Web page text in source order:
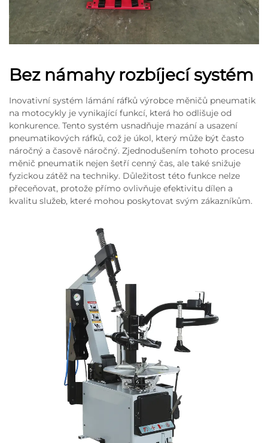
Bez námahy rozbíjecí systém
Inovativní systém lámání ráfků výrobce měničů pneumatik
na motocykly je vynikající funkcí, která ho odlišuje od
konkurence. Tento systém usnadňuje mazání a usazení
pneumatikových ráfků, což je úkol, který může být často
náročný a časově náročný. Zjednodušením tohoto procesu
měnič pneumatik nejen šetří cenný čas, ale také snižuje
fyzickou zátěž na techniky. Důležitost této funkce nelze
přeceňovat, protože přímo ovlivňuje efektivitu dílen a
kvalitu služeb, které mohou poskytovat svým zákazníkům.